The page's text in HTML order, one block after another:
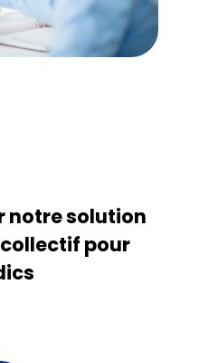
notre solution
pour